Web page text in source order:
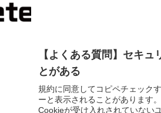
【よくある質問】セキ
とがある
規約に同意してコピペチェック
ーと表示されることがあります
Cookieが受け入れされていない